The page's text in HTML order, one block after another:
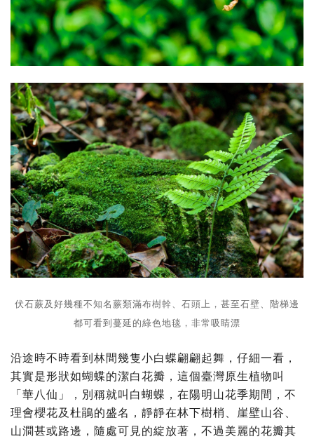
伏石蕨及好幾種不知名蕨類滿布樹幹、石頭上，甚至石壁、階梯邊
都可看到蔓延的綠色地毯，非常吸睛漂
沿途時不時看到林間幾隻小白蝶翩翩起舞，仔細一看，
其實是形狀如蝴蝶的潔白花瓣，這個臺灣原生植物叫
「華八仙」，別稱就叫白蝴蝶，在陽明山花季期間，不
理會櫻花及杜鵑的盛名，靜靜在林下樹梢、崖壁山谷、
山澗甚或路邊，隨處可見的綻放著，不過美麗的花瓣其